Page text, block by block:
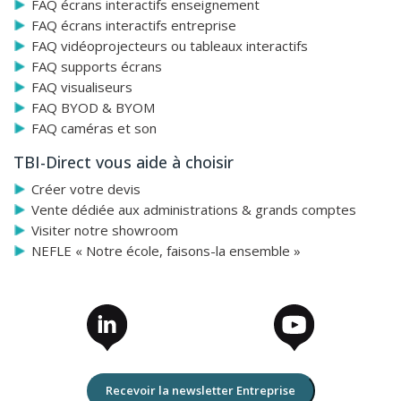
FAQ écrans interactifs enseignement
FAQ écrans interactifs entreprise
FAQ vidéoprojecteurs ou tableaux interactifs
FAQ supports écrans
FAQ visualiseurs
FAQ BYOD & BYOM
FAQ caméras et son
TBI-Direct vous aide à choisir
Créer votre devis
Vente dédiée aux administrations & grands comptes
Visiter notre showroom
NEFLE « Notre école, faisons-la ensemble »
Recevoir la newsletter Entreprise